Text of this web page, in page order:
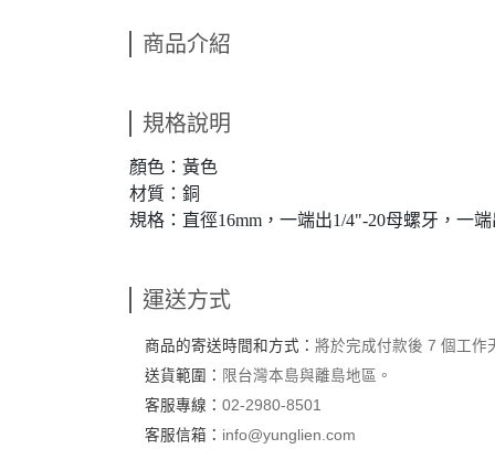
商品介紹
規格說明
顏色：黃色
材質：銅
規格：直徑16mm，一端出1/4"-20母螺牙，一
運送方式
商品的寄送時間和方式： 將於完成付款後 7 個工作
送貨範圍： 限台灣本島與離島地區。
客服專線： 02-2980-8501
客服信箱： info@yunglien.com